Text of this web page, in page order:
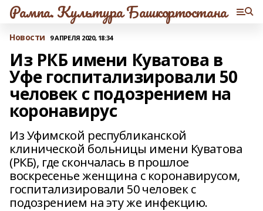
Рампа. Культура Башкортостана
Новости 9 АПРЕЛЯ 2020, 18:34
Из РКБ имени Куватова в
Уфе госпитализировали 50
человек с подозрением на
коронавирус
Из Уфимской республиканской
клинической больницы имени Куватова
(РКБ), где скончалась в прошлое
воскресенье женщина с коронавирусом,
госпитализировали 50 человек с
подозрением на эту же инфекцию.